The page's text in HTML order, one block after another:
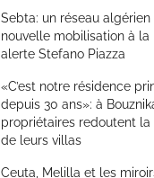
Sebta: un réseau
nouvelle mobilisation à la
alerte Stefano Piazza
«C’est notre résidence
depuis 30 ans»: à
propriétaires redoutent
de leurs villas
Ceuta, Melilla et les